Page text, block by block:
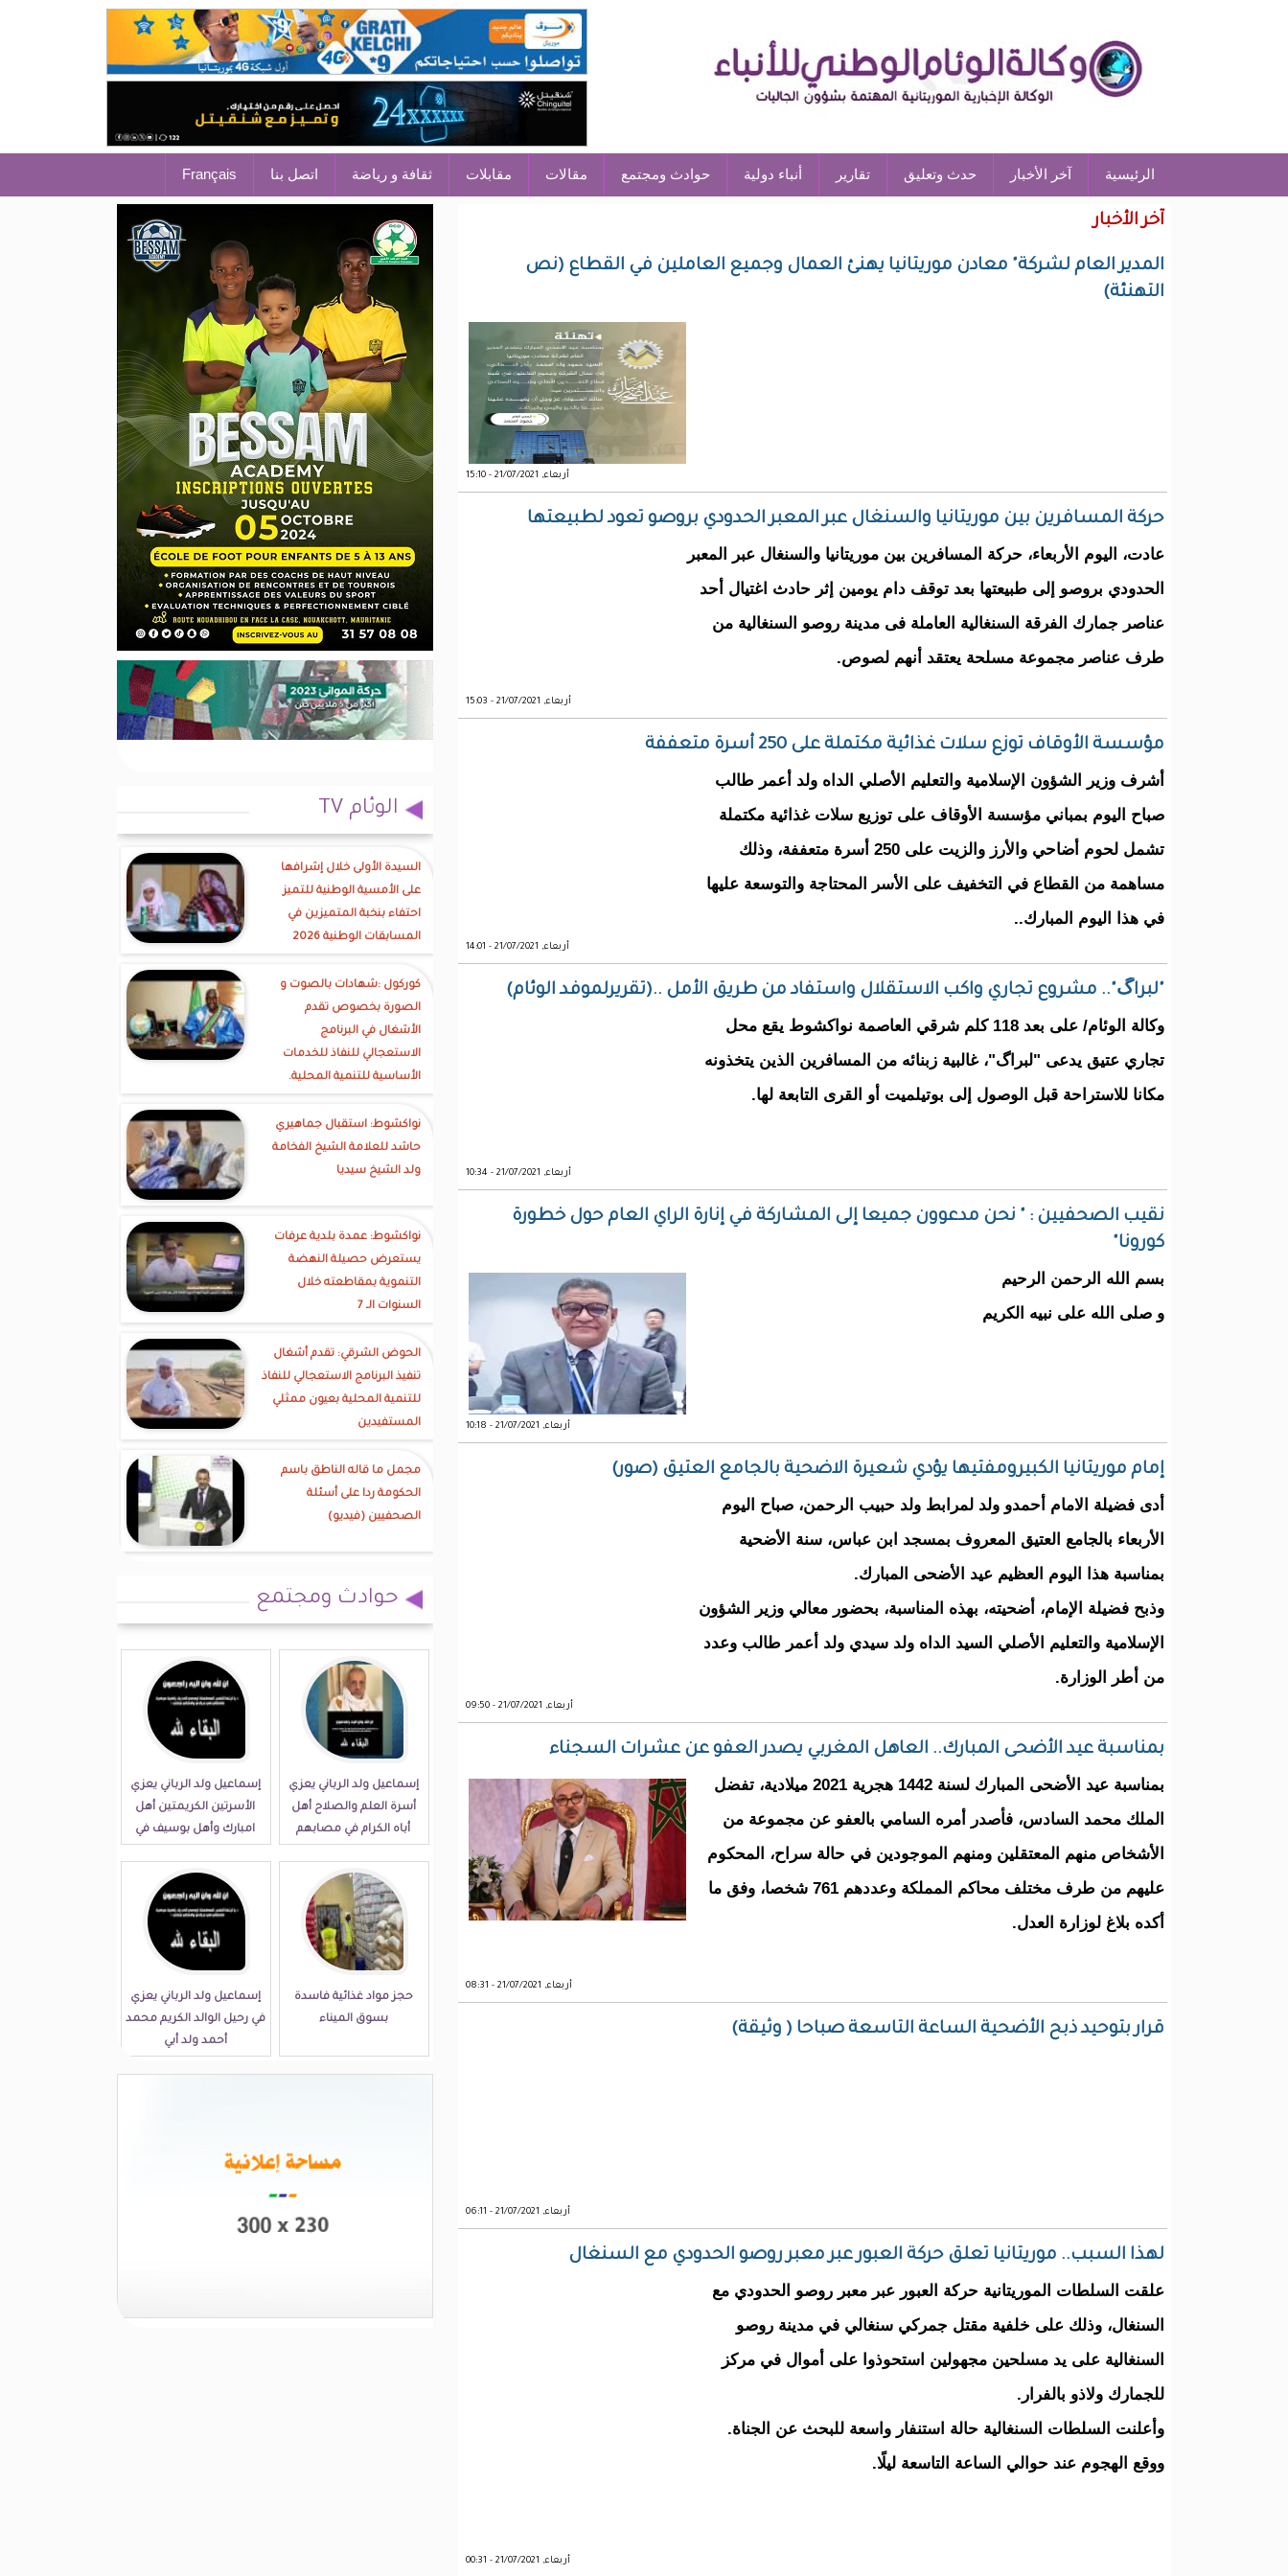
الرئيسية آخر الأخبار حدث وتعليق تقارير أنباء دولية حوادث ومجتمع مقالات مقابلات ثقافة و رياضة اتصل بنا Français
آخر الأخبار
المدير العام لشركة" معادن موريتانيا يهنئ العمال وجميع العاملين في القطاع (نص
التهنئة)
أربعاء, 21/07/2021 - 15:10
حركة المسافرين بين موريتانيا والسنغال عبر المعبر الحدودي بروصو تعود لطبيعتها
عادت، اليوم الأربعاء، حركة المسافرين بين موريتانيا والسنغال عبر المعبر
الحدودي بروصو إلى طبيعتها بعد توقف دام يومين إثر حادث اغتيال أحد
عناصر جمارك الفرقة السنغالية العاملة فى مدينة روصو السنغالية من
طرف عناصر مجموعة مسلحة يعتقد أنهم لصوص.
أربعاء, 21/07/2021 - 15:03
مؤسسة الأوقاف توزع سلات غذائية مكتملة على 250 أسرة متعففة
أشرف وزير الشؤون الإسلامية والتعليم الأصلي الداه ولد أعمر طالب
صباح اليوم بمباني مؤسسة الأوقاف على توزيع سلات غذائية مكتملة
تشمل لحوم أضاحي والأرز والزيت على 250 أسرة متعففة، وذلك
مساهمة من القطاع في التخفيف على الأسر المحتاجة والتوسعة عليها
في هذا اليوم المبارك..
أربعاء, 21/07/2021 - 14:01
"لبراگ".. مشروع تجاري واكب الاستقلال واستفاد من طريق الأمل ..(تقريرلموفد الوئام)
وكالة الوئام/ على بعد 118 كلم شرقي العاصمة نواكشوط يقع محل
تجاري عتيق يدعى "لبراگ"، غالبية زبنائه من المسافرين الذين يتخذونه
مكانا للاستراحة قبل الوصول إلى بوتيلميت أو القرى التابعة لها.
أربعاء, 21/07/2021 - 10:34
نقيب الصحفيين : " نحن مدعوون جميعا إلى المشاركة في إنارة الراي العام حول خطورة
كورونا"
بسم الله الرحمن الرحيم
و صلى الله على نبيه الكريم
أربعاء, 21/07/2021 - 10:18
إمام موريتانيا الكبيرومفتيها يؤدي شعيرة الاضحية بالجامع العتيق (صور)
أدى فضيلة الامام أحمدو ولد لمرابط ولد حبيب الرحمن، صباح اليوم
الأربعاء بالجامع العتيق المعروف بمسجد ابن عباس، سنة الأضحية
بمناسبة هذا اليوم العظيم عيد الأضحى المبارك.
وذبح فضيلة الإمام، أضحيته، بهذه المناسبة، بحضور معالي وزير الشؤون
الإسلامية والتعليم الأصلي السيد الداه ولد سيدي ولد أعمر طالب وعدد
من أطر الوزارة.
أربعاء, 21/07/2021 - 09:50
بمناسبة عيد الأضحى المبارك.. العاهل المغربي يصدر العفو عن عشرات السجناء
بمناسبة عيد الأضحى المبارك لسنة 1442 هجرية 2021 ميلادية، تفضل
الملك محمد السادس، فأصدر أمره السامي بالعفو عن مجموعة من
الأشخاص منهم المعتقلين ومنهم الموجودين في حالة سراح، المحكوم
عليهم من طرف مختلف محاكم المملكة وعددهم 761 شخصا، وفق ما
أكده بلاغ لوزارة العدل.
أربعاء, 21/07/2021 - 08:31
قرار بتوحيد ذبح الأضحية الساعة التاسعة صباحا ( وثيقة)
أربعاء, 21/07/2021 - 06:11
لهذا السبب.. موريتانيا تعلق حركة العبور عبر معبر روصو الحدودي مع السنغال
علقت السلطات الموريتانية حركة العبور عبر معبر روصو الحدودي مع
السنغال، وذلك على خلفية مقتل جمركي سنغالي في مدينة روصو
السنغالية على يد مسلحين مجهولين استحوذوا على أموال في مركز
للجمارك ولاذو بالفرار.
وأعلنت السلطات السنغالية حالة استنفار واسعة للبحث عن الجناة.
ووقع الهجوم عند حوالي الساعة التاسعة ليلًا.
أربعاء, 21/07/2021 - 00:31
الوئام TV
السيدة الأولى خلال إشرافها
على الأمسية الوطنية للتميز
احتفاء بنخبة المتميزين في
المسابقات الوطنية 2026
كوركول :شهادات بالصوت و
الصورة بخصوص تقدم
الأشغال في البرنامج
الاستعجالي للنفاذ للخدمات
الأساسية للتنمية المحلية.
نواكشوط: استقبال جماهيري
حاشد للعلامة الشيخ الفخامة
ولد الشيخ سيديا
نواكشوط: عمدة بلدية عرفات
يستعرض حصيلة النهضة
التنموية بمقاطعته خلال
السنوات الـ 7
الحوض الشرقي: تقدم أشغال
تنفيذ البرنامج الاستعجالي للنفاذ
للتنمية المحلية بعيون ممثلي
المستفيدين
مجمل ما قاله الناطق باسم
الحكومة ردا على أسئلة
الصحفيين (فيديو)
حوادث ومجتمع
إسماعيل ولد الرباني يعزي
أسرة العلم والصلاح أهل
أباه الكرام في مصابهم
إسماعيل ولد الرباني يعزي
الأسرتين الكريمتين أهل
امبارك وأهل بوسيف في
حجز مواد غذائية فاسدة
بسوق الميناء
إسماعيل ولد الرباني يعزي
في رحيل الوالد الكريم محمد
أحمد ولد أبي